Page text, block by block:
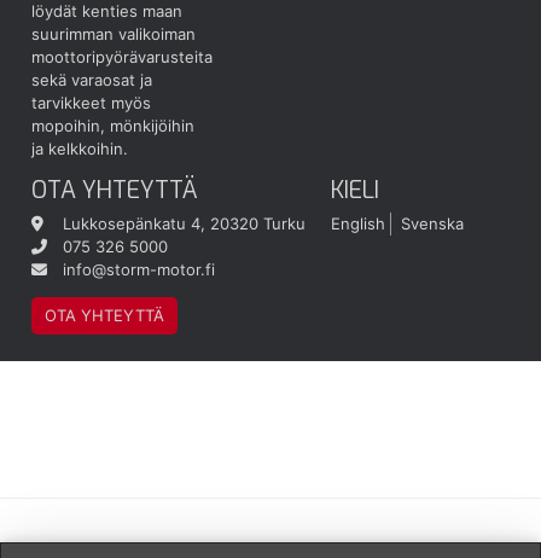
löydät kenties maan
suurimman valikoiman
moottoripyörävarusteita
sekä varaosat ja
tarvikkeet myös
mopoihin, mönkijöihin
ja kelkkoihin.
OTA YHTEYTTÄ
Lukkosepänkatu 4, 20320 Turku
075 326 5000
info@storm-motor.fi
OTA YHTEYTTÄ
KIELI
English Svenska